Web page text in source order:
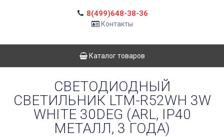
8(499)648-38-36
Контакты
Каталог товаров
СВЕТОДИОДНЫЙ
СВЕТИЛЬНИК LTM-R52WH 3W
WHITE 30DEG (ARL, IP40
МЕТАЛЛ, 3 ГОДА)